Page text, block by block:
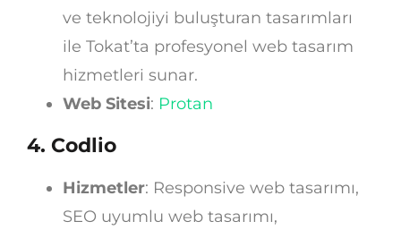
ve teknolojiyi buluşturan tasarımları
ile Tokat’ta profesyonel web tasarım
hizmetleri sunar.
Web Sitesi: Protan
4. Codlio
Hizmetler: Responsive web tasarımı,
SEO uyumlu web tasarımı,